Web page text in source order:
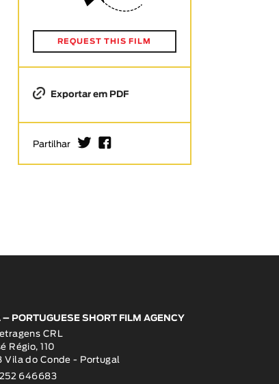
REQUEST THIS FILM
Exportar em PDF
Partilhar I F
– PORTUGUESE SHORT FILM AGENCY
CRL
Régio, 110
Vila do Conde - Portugal
646683